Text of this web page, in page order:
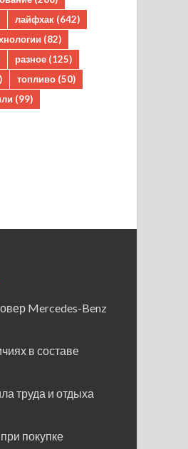
лайфхак (642)
(82)
разное (125)
топливо (50)
(99)
Mercedes-Benz
в составе
труда и отдыха
покупке